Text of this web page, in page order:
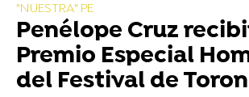
"NUESTRA" PE
Penélope Cruz
Premio Especial
del Festival de